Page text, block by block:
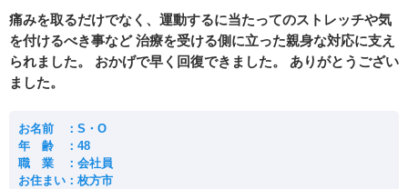
痛みを取るだけでなく、運動するに当たってのストレッチや気
を付けるべき事など 治療を受ける側に立った親身な対応に支え
られました。 おかげで早く回復できました。 ありがとうござい
ました。
お名前 ：S・O
年 齢 ：48
職 業 ：会社員
お住まい：枚方市